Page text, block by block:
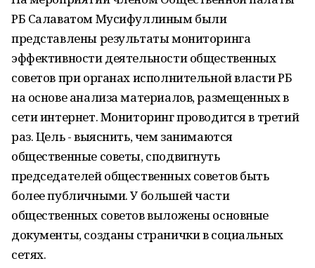
РБ Салаватом Мусифуллиным были
представлены результаты мониторинга
эффективности деятельности общественных
советов при органах исполнительной власти РБ
на основе анализа материалов, размещенных в
сети интернет. Мониторинг проводится в третий
раз. Цель - выяснить, чем занимаются
общественные советы, сподвигнуть
председателей общественных советов быть
более публичными. У большей части
общественных советов выложены основные
документы, созданы странички в социальных
сетях.